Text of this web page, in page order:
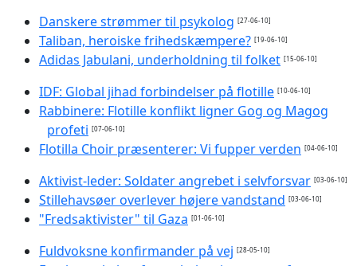
Danskere strømmer til psykolog [27-06-10]
Taliban, heroiske frihedskæmpere? [19-06-10]
Adidas Jabulani, underholdning til folket [15-06-10]
IDF: Global jihad forbindelser på flotille [10-06-10]
Rabbinere: Flotille konflikt ligner Gog og Magog
profeti [07-06-10]
Flotilla Choir præsenterer: Vi fupper verden [04-06-10]
Aktivist-leder: Soldater angrebet i selvforsvar [03-06-10]
Stillehavsøer overlever højere vandstand [03-06-10]
"Fredsaktivister" til Gaza [01-06-10]
Fuldvoksne konfirmander på vej [28-05-10]